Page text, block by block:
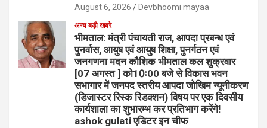
August 6, 2026 Devbhoomi mayaa
अन्य बड़ी खबरे
भीमताल: मंत्री पंचायती राज, आपदा प्रबन्ध एवं
पुनर्वास, आयुष एवं आयुष शिक्षा, पुनर्गठन एवं
जनगणना मदन कौशिक भीमताल कल शुक्रवार
[07 अगस्त ] को10ः00 बजे से विकास भवन
सभागार में जनपद स्तरीय आपदा जोखिम न्यूनीकरण
(डिजास्टर रिस्क रिडक्शन) विषय पर एक दिवसीय
कार्यशाला का शुभारम्भ कर प्रतिभाग करेंगे!
ashok gulati एडिटर इन चीफ